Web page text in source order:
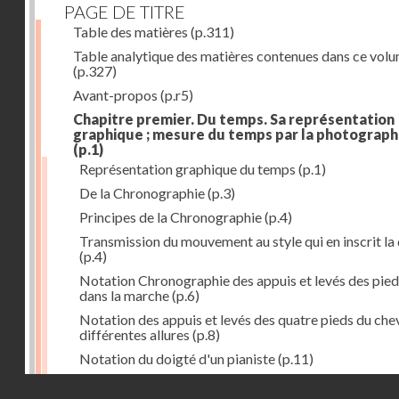
PAGE DE TITRE
Table des matières (p.311)
Table analytique des matières contenues dans ce
(p.327)
Avant-propos (p.r5)
Chapitre premier. Du temps. Sa représentation
graphique ; mesure du temps par la
(p.1)
Représentation graphique du temps (p.1)
De la Chronographie(p.3)
Principes de la Chronographie(p.4)
Transmission du mouvement au style qui en inscrit la
(p.4)
Notation Chronographie des appuis et levés des
dans la marche(p.6)
Notation des appuis et levés des quatre pieds du
différentes allures (p.8)
Notation du doigté d'un pianiste(p.11)